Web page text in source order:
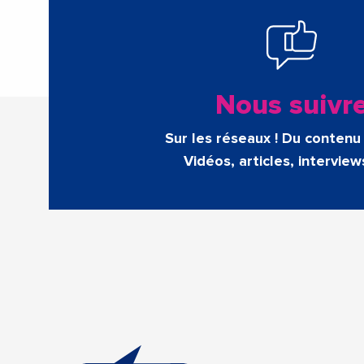
Nous
Sur les réseaux ! Du contenu
Vidéos, articles,